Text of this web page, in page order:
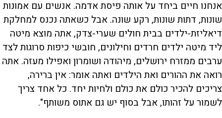
אנחנו חיים ביחד על אותה פיסת אדמה. אנשים עם אמונות
שונות, דתות שונות, רקע שונה. אבל כשאתה נכנס למחלקת
דיאליזת-ילדים בבית חולים שערי-צדק, אתה מוצא מיטה
ליד מיטה ילדים חרדים וחילונים, חובשי כיפות סרוגות לצד
ערבים ממזרח ירושלים, מיהודה ושומרון ואפילו מעזה. אתה
רואה את ההורים ואת הילדים ואתה אומר: אין ברירה,
צריכים להכיר כולם את כולם ולחיות יחד. כל אחד צריך
לשמור על זהותו, אבל בסוף יש גם אתוס משותף".